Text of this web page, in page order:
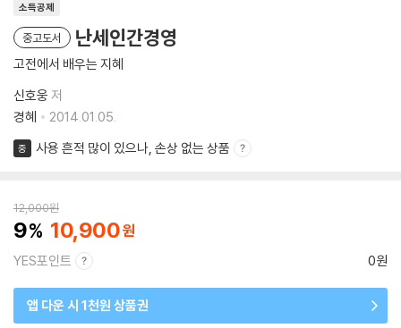
소득공제
중고도서 난세인간경영
고전에서 배우는 지혜
신호웅 저
경혜
2014.01.05.
중 사용 흔적 많이 있으나, 손상 없는 상품
12,000원
9 10,900
YES포인트 0원
앱 다운 시 1천원 상품권